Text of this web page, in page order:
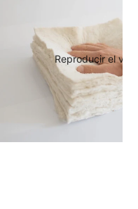
Reproducir el video